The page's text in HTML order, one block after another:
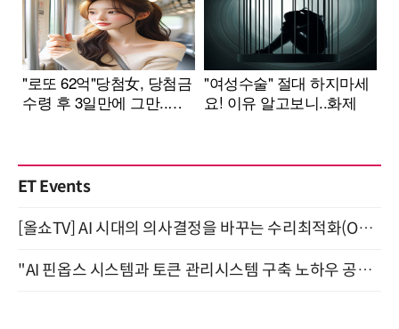
ET Events
[올쇼TV] AI 시대의 의사결정을 바꾸는 수리최적화(Optimization) 소개 (8/20 생방송)
"AI 핀옵스 시스템과 토큰 관리시스템 구축 노하우 공개" 잠실 한국광고문화회관 2층 대회의실 (8/21)